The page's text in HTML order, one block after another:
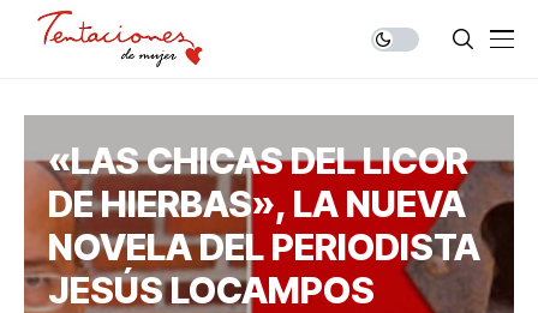
«LAS CHICAS DEL LICOR
DE HIERBAS», LA NUEVA
NOVELA DEL PERIODISTA
JESÚS LOCAMPOS